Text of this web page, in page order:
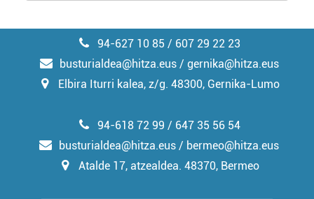
94-627 10 85 / 607 29 22 23
busturialdea@hitza.eus / gernika@hitza.eus
Elbira Iturri kalea, z/g. 48300, Gernika-Lumo
94-618 72 99 / 647 35 56 54
busturialdea@hitza.eus / bermeo@hitza.eus
Atalde 17, atzealdea. 48370, Bermeo